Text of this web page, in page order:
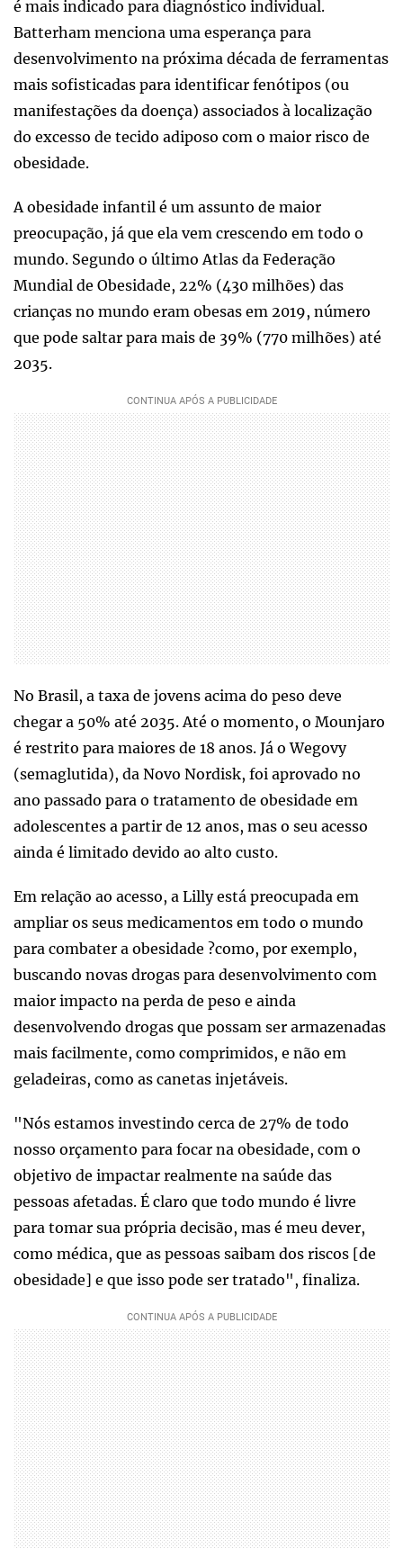
é mais indicado para diagnóstico individual.
Batterham menciona uma esperança para
desenvolvimento na próxima década de ferramentas
mais sofisticadas para identificar fenótipos (ou
manifestações da doença) associados à localização
do excesso de tecido adiposo com o maior risco de
obesidade.
A obesidade infantil é um assunto de maior
preocupação, já que ela vem crescendo em todo o
mundo. Segundo o último Atlas da Federação
Mundial de Obesidade, 22% (430 milhões) das
crianças no mundo eram obesas em 2019, número
que pode saltar para mais de 39% (770 milhões) até
2035.
No Brasil, a taxa de jovens acima do peso deve
chegar a 50% até 2035. Até o momento, o Mounjaro
é restrito para maiores de 18 anos. Já o Wegovy
(semaglutida), da Novo Nordisk, foi aprovado no
ano passado para o tratamento de obesidade em
adolescentes a partir de 12 anos, mas o seu acesso
ainda é limitado devido ao alto custo.
Em relação ao acesso, a Lilly está preocupada em
ampliar os seus medicamentos em todo o mundo
para combater a obesidade ?como, por exemplo,
buscando novas drogas para desenvolvimento com
maior impacto na perda de peso e ainda
desenvolvendo drogas que possam ser armazenadas
mais facilmente, como comprimidos, e não em
geladeiras, como as canetas injetáveis.
"Nós estamos investindo cerca de 27% de todo
nosso orçamento para focar na obesidade, com o
objetivo de impactar realmente na saúde das
pessoas afetadas. É claro que todo mundo é livre
para tomar sua própria decisão, mas é meu dever,
como médica, que as pessoas saibam dos riscos [de
obesidade] e que isso pode ser tratado", finaliza.